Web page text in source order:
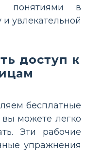
понятиями в
и увлекательной
доступ к
бесплатные
можете легко
Эти рабочие
упражнения